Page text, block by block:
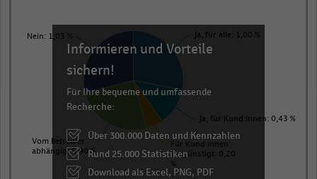
Ja, für alle: 1,00 %
Ja, für Kund:innen: 0,43 %
Für Kund:innen
vergünstigt: 0,20
%
Vom Betreiber
abhängig: 0,90 %
Nein: 1,03 %
Informieren und Vorteile
sichern!
Für Ihre bequeme und umfassende
Recherche:
Über 300.000 Daten und Kennzahlen
Rund 25.000 Statistiken
Download als Excel, PNG, PDF